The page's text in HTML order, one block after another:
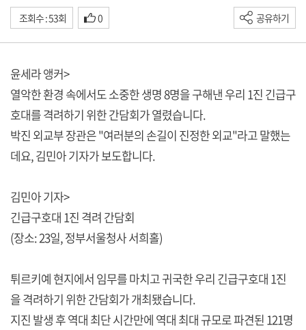
조회수 : 53회 0 공유하기
윤세라 앵커>
열악한 환경 속에서도 소중한 생명 8명을 구해낸 우리 1진 긴급구
호대를 격려하기 위한 간담회가 열렸습니다.
박진 외교부 장관은 "여러분의 손길이 진정한 외교"라고 말했는
데요, 김민아 기자가 보도합니다.
김민아 기자>
긴급구호대 1진 격려 간담회
(장소: 23일, 정부서울청사 서희홀)
튀르키예 현지에서 임무를 마치고 귀국한 우리 긴급구호대 1진
을 격려하기 위한 간담회가 개최됐습니다.
지진 발생 후 역대 최단 시간만에 역대 최대 규모로 파견된 121명